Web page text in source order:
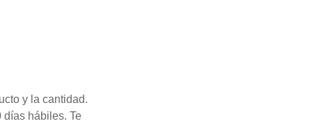
y la cantidad.
días hábiles. Te